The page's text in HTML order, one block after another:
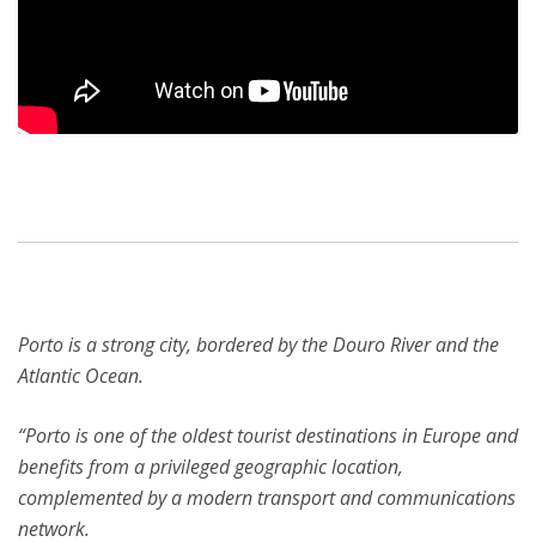
Porto is a strong city, bordered by the Douro River and the
Atlantic Ocean.
“Porto is one of the oldest tourist destinations in Europe and
benefits from a privileged geographic location,
complemented by a modern transport and communications
network.